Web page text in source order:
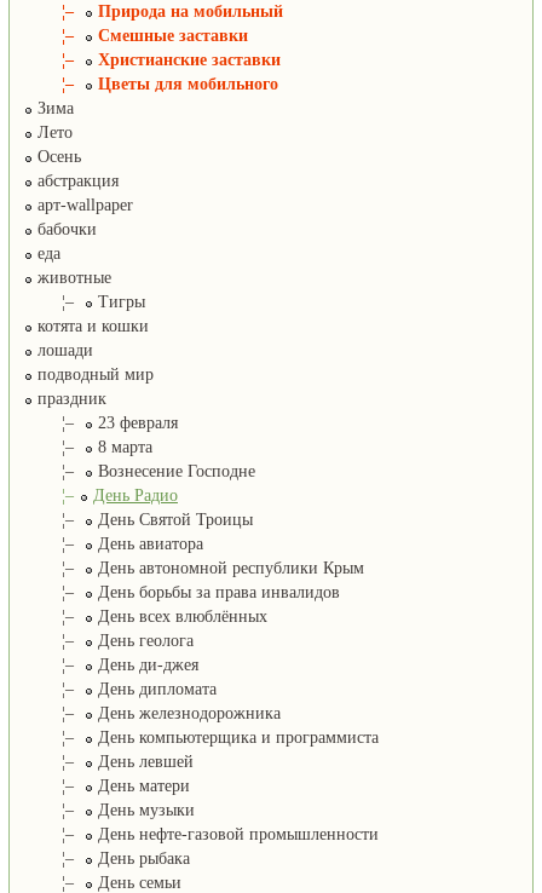
¦–
Природа на мобильный
¦–
Смешные заставки
¦–
Христианские заставки
¦–
Цветы для мобильного
Зима
Лето
Осень
абстракция
арт-wallpaper
бабочки
еда
животные
¦–
Тигры
котята и кошки
лошади
подводный мир
праздник
¦–
23 февраля
¦–
8 марта
¦–
Вознесение Господне
¦–
День Радио
¦–
День Святой Троицы
¦–
День авиатора
¦–
День автономной республики Крым
¦–
День борьбы за права инвалидов
¦–
День всех влюблённых
¦–
День геолога
¦–
День ди-джея
¦–
День дипломата
¦–
День железнодорожника
¦–
День компьютерщика и программиста
¦–
День левшей
¦–
День матери
¦–
День музыки
¦–
День нефте-газовой промышленности
¦–
День рыбака
¦–
День семьи